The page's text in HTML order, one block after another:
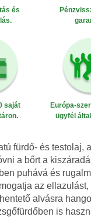
és
saját
Európa-
ügyfél
fürdő- és testolaj,
a bőrt a
puhává és
az
alvásra
is